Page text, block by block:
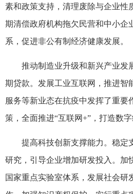
素和政策支持，清理废除与企业性
期清偿政府机构拖欠民营和中小企
系，促进非公有制经济健康发展。
推动制造业升级和新兴产业发
期贷款。发展工业互联网，推进智
服务等新业态在抗疫中发挥了重要
策，全面推进“互联网+”，打造数字
提高科技创新支撑能力。稳定
研究，引导企业增加研发投入。加
国家重点实验室体系，发展社会研